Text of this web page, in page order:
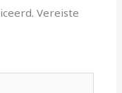
Vereiste